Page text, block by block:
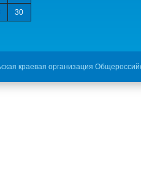
30
краевая организация